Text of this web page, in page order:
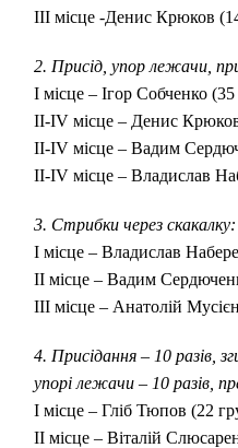
ІІІ місце -Денис Крюков
2. Присід, упор лежачи,
І місце – Ігор Собченко
ІІ-ІV місце – Денис
ІІ-ІV місце – Вадим
ІІ-ІV місце – Владислав
3. Стрибки через скакалку:
І місце – Владислав
ІІ місце – Вадим
ІІІ місце – Анатолій
4. Присідання – 10 разів,
упорі лежачи – 10 разів,
І місце – Гліб Тюпов (22
ІІ місце – Віталій